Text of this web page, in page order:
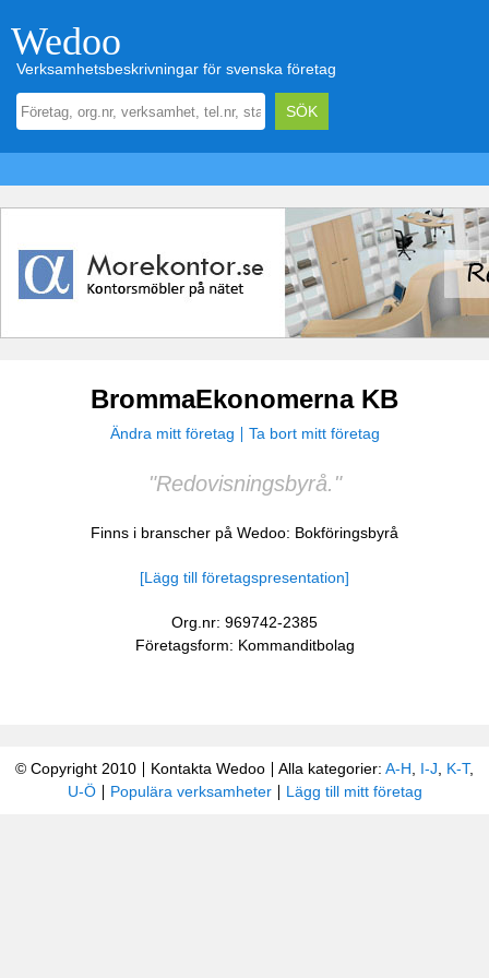
Wedoo
Verksamhetsbeskrivningar för svenska företag
BrommaEkonomerna KB
Ändra mitt företag Ta bort mitt företag
"Redovisningsbyrå."
Finns i branscher på Wedoo: Bokföringsbyrå
[Lägg till företagspresentation]
Org.nr: 969742-2385
Företagsform: Kommanditbolag
© Copyright 2010 Kontakta Wedoo Alla kategorier: A-H I-J K-T,
U-Ö
Populära verksamheter Lägg till mitt företag